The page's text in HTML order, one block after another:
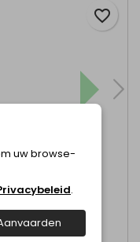
favorite_border
uw browse-
.